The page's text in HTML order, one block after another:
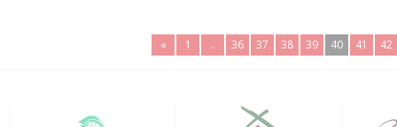
« 1 .. 36 37 38 39 40 41 42